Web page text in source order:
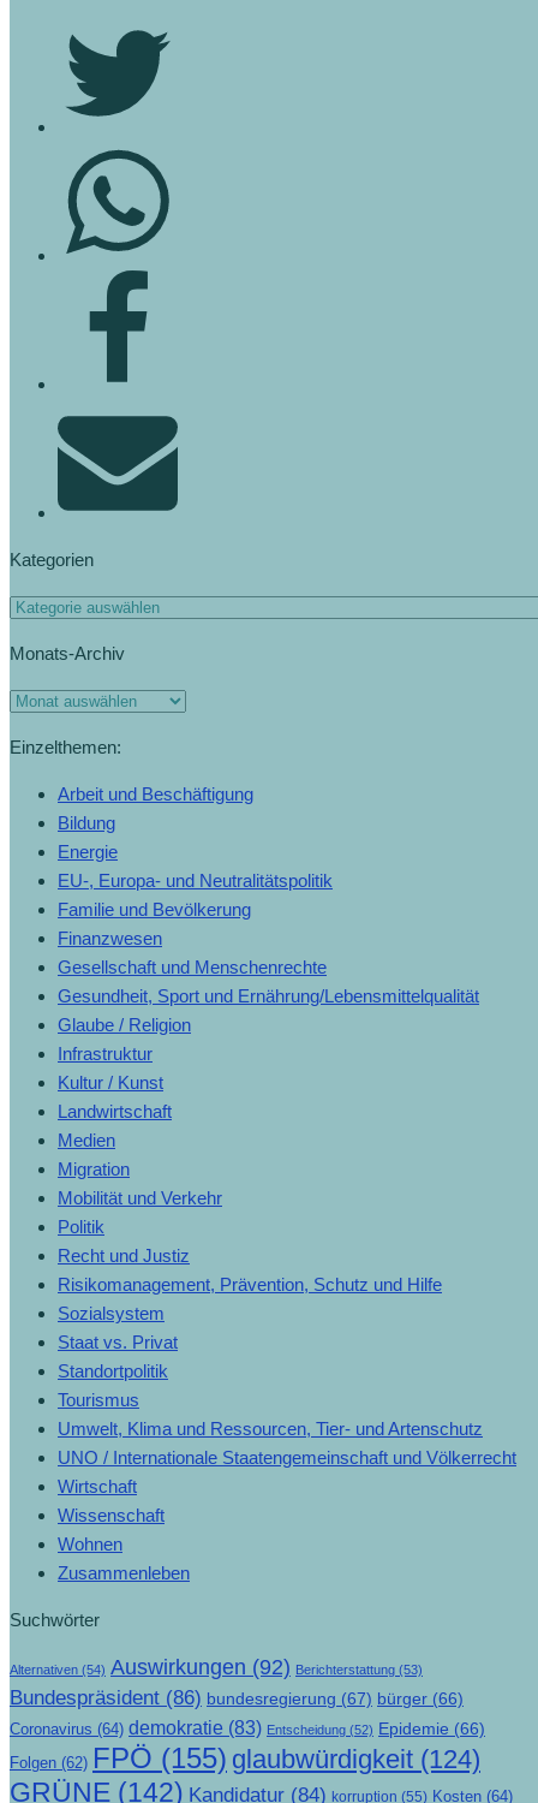
Kategorien
Monats-Archiv
Einzelthemen:
Arbeit und Beschäftigung
Bildung
Energie
EU-, Europa- und Neutralitätspolitik
Familie und Bevölkerung
Finanzwesen
Gesellschaft und Menschenrechte
Gesundheit, Sport und Ernährung/Lebensmittelqualität
Glaube / Religion
Infrastruktur
Kultur / Kunst
Landwirtschaft
Medien
Migration
Mobilität und Verkehr
Politik
Recht und Justiz
Risikomanagement, Prävention, Schutz und Hilfe
Sozialsystem
Staat vs. Privat
Standortpolitik
Tourismus
Umwelt, Klima und Ressourcen, Tier- und Artenschutz
UNO / Internationale Staatengemeinschaft und Völkerrecht
Wirtschaft
Wissenschaft
Wohnen
Zusammenleben
Suchwörter
Alternativen (54) Auswirkungen (92) Berichterstattung (53)
Bundespräsident (86) bundesregierung (67) bürger (66)
Coronavirus (64) demokratie (83) Entscheidung (52) Epidemie (66)
Folgen (62) FPÖ (155) glaubwürdigkeit (124)
GRÜNE (142) Kandidatur (84) korruption (55) Kosten (64)